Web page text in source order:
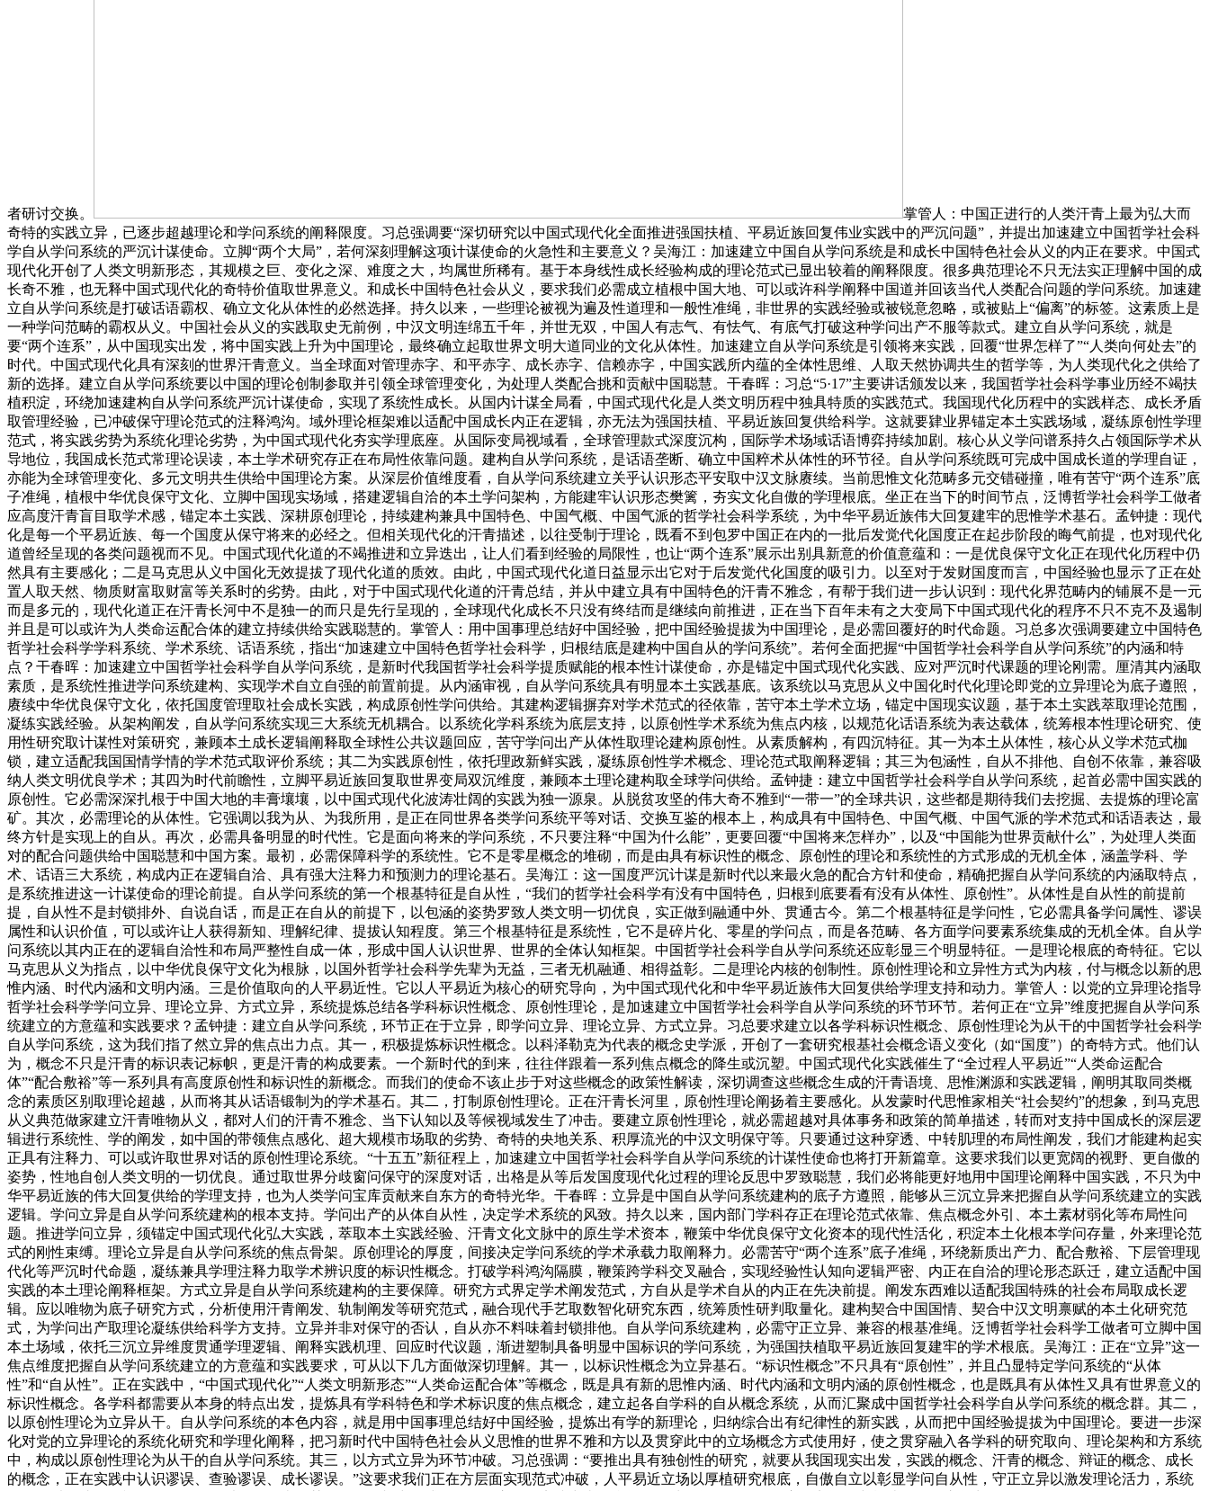
者研讨交换。
掌管人：中国正进行的人类汗青上最为弘大而
奇特的实践立异，已逐步超越理论和学问系统的阐释限度。习总强调要“深切研究以中国式现代化全面推进强国扶植、平易近族回复伟业实践中的严沉问题”，并提出加速建立中国哲学社会科
学自从学问系统的严沉计谋使命。立脚“两个大局”，若何深刻理解这项计谋使命的火急性和主要意义？吴海江：加速建立中国自从学问系统是和成长中国特色社会从义的内正在要求。中国式
现代化开创了人类文明新形态，其规模之巨、变化之深、难度之大，均属世所稀有。基于本身线性成长经验构成的理论范式已显出较着的阐释限度。很多典范理论不只无法实正理解中国的成
长奇不雅，也无释中国式现代化的奇特价值取世界意义。和成长中国特色社会从义，要求我们必需成立植根中国大地、可以或许科学阐释中国道并回该当代人类配合问题的学问系统。加速建
立自从学问系统是打破话语霸权、确立文化从体性的必然选择。持久以来，一些理论被视为遍及性道理和一般性准绳，非世界的实践经验或被锐意忽略，或被贴上“偏离”的标签。这素质上是
一种学问范畴的霸权从义。中国社会从义的实践取史无前例，中汉文明连绵五千年，并世无双，中国人有志气、有怯气、有底气打破这种学问出产不服等款式。建立自从学问系统，就是
要“两个连系”，从中国现实出发，将中国实践上升为中国理论，最终确立起取世界文明大道同业的文化从体性。加速建立自从学问系统是引领将来实践，回覆“世界怎样了”“人类向何处去”的
时代。中国式现代化具有深刻的世界汗青意义。当全球面对管理赤字、和平赤字、成长赤字、信赖赤字，中国实践所内蕴的全体性思维、人取天然协调共生的哲学等，为人类现代化之供给了
新的选择。建立自从学问系统要以中国的理论创制参取并引领全球管理变化，为处理人类配合挑和贡献中国聪慧。干春晖：习总“5·17”主要讲话颁发以来，我国哲学社会科学事业历经不竭扶
植积淀，环绕加速建构自从学问系统严沉计谋使命，实现了系统性成长。从国内计谋全局看，中国式现代化是人类文明历程中独具特质的实践范式。我国现代化历程中的实践样态、成长矛盾
取管理经验，已冲破保守理论范式的注释鸿沟。域外理论框架难以适配中国成长内正在逻辑，亦无法为强国扶植、平易近族回复供给科学。这就要肄业界锚定本土实践场域，凝练原创性学理
范式，将实践劣势为系统化理论劣势，为中国式现代化夯实学理底座。从国际变局视域看，全球管理款式深度沉构，国际学术场域话语博弈持续加剧。核心从义学问谱系持久占领国际学术从
导地位，我国成长范式常理论误读，本土学术研究存正在布局性依靠问题。建构自从学问系统，是话语垄断、确立中国粹术从体性的环节径。自从学问系统既可完成中国成长道的学理自证，
亦能为全球管理变化、多元文明共生供给中国理论方案。从深层价值维度看，自从学问系统建立关乎认识形态平安取中汉文脉赓续。当前思惟文化范畴多元交错碰撞，唯有苦守“两个连系”底
子准绳，植根中华优良保守文化、立脚中国现实场域，搭建逻辑自洽的本土学问架构，方能建牢认识形态樊篱，夯实文化自傲的学理根底。坐正在当下的时间节点，泛博哲学社会科学工做者
应高度汗青盲目取学术感，锚定本土实践、深耕原创理论，持续建构兼具中国特色、中国气概、中国气派的哲学社会科学系统，为中华平易近族伟大回复建牢的思惟学术基石。孟钟捷：现代
化是每一个平易近族、每一个国度从保守将来的必经之。但相关现代化的汗青描述，以往受制于理论，既看不到包罗中国正在内的一批后发觉代化国度正在起步阶段的晦气前提，也对现代化
道曾经呈现的各类问题视而不见。中国式现代化道的不竭推进和立异迭出，让人们看到经验的局限性，也让“两个连系”展示出别具新意的价值意蕴和：一是优良保守文化正在现代化历程中仍
然具有主要感化；二是马克思从义中国化无效提拔了现代化道的质效。由此，中国式现代化道日益显示出它对于后发觉代化国度的吸引力。以至对于发财国度而言，中国经验也显示了正在处
置人取天然、物质财富取财富等关系时的劣势。由此，对于中国式现代化道的汗青总结，并从中建立具有中国特色的汗青不雅念，有帮于我们进一步认识到：现代化界范畴内的铺展不是一元
而是多元的，现代化道正在汗青长河中不是独一的而只是先行呈现的，全球现代化成长不只没有终结而是继续向前推进，正在当下百年未有之大变局下中国式现代化的程序不只不克不及遏制
并且是可以或许为人类命运配合体的建立持续供给实践聪慧的。掌管人：用中国事理总结好中国经验，把中国经验提拔为中国理论，是必需回覆好的时代命题。习总多次强调要建立中国特色
哲学社会科学学科系统、学术系统、话语系统，指出“加速建立中国特色哲学社会科学，归根结底是建构中国自从的学问系统”。若何全面把握“中国哲学社会科学自从学问系统”的内涵和特
点？干春晖：加速建立中国哲学社会科学自从学问系统，是新时代我国哲学社会科学提质赋能的根本性计谋使命，亦是锚定中国式现代化实践、应对严沉时代课题的理论刚需。厘清其内涵取
素质，是系统性推进学问系统建构、实现学术自立自强的前置前提。从内涵审视，自从学问系统具有明显本土实践基底。该系统以马克思从义中国化时代化理论即党的立异理论为底子遵照，
赓续中华优良保守文化，依托国度管理取社会成长实践，构成原创性学问供给。其建构逻辑摒弃对学术范式的径依靠，苦守本土学术立场，锚定中国现实议题，基于本土实践萃取理论范围，
凝练实践经验。从架构阐发，自从学问系统实现三大系统无机耦合。以系统化学科系统为底层支持，以原创性学术系统为焦点内核，以规范化话语系统为表达载体，统筹根本性理论研究、使
用性研究取计谋性对策研究，兼顾本土成长逻辑阐释取全球性公共议题回应，苦守学问出产从体性取理论建构原创性。从素质解构，有四沉特征。其一为本土从体性，核心从义学术范式枷
锁，建立适配我国国情学情的学术范式取评价系统；其二为实践原创性，依托理政新鲜实践，凝练原创性学术概念、理论范式取阐释逻辑；其三为包涵性，自从不排他、自创不依靠，兼容吸
纳人类文明优良学术；其四为时代前瞻性，立脚平易近族回复取世界变局双沉维度，兼顾本土理论建构取全球学问供给。孟钟捷：建立中国哲学社会科学自从学问系统，起首必需中国实践的
原创性。它必需深深扎根于中国大地的丰膏壤壤，以中国式现代化波涛壮阔的实践为独一源泉。从脱贫攻坚的伟大奇不雅到“一带一”的全球共识，这些都是期待我们去挖掘、去提炼的理论富
矿。其次，必需理论的从体性。它强调以我为从、为我所用，是正在同世界各类学问系统平等对话、交换互鉴的根本上，构成具有中国特色、中国气概、中国气派的学术范式和话语表达，最
终方针是实现上的自从。再次，必需具备明显的时代性。它是面向将来的学问系统，不只要注释“中国为什么能”，更要回覆“中国将来怎样办”，以及“中国能为世界贡献什么”，为处理人类面
对的配合问题供给中国聪慧和中国方案。最初，必需保障科学的系统性。它不是零星概念的堆砌，而是由具有标识性的概念、原创性的理论和系统性的方式形成的无机全体，涵盖学科、学
术、话语三大系统，构成内正在逻辑自洽、具有强大注释力和预测力的理论基石。吴海江：这一国度严沉计谋是新时代以来最火急的配合方针和使命，精确把握自从学问系统的内涵取特点，
是系统推进这一计谋使命的理论前提。自从学问系统的第一个根基特征是自从性，“我们的哲学社会科学有没有中国特色，归根到底要看有没有从体性、原创性”。从体性是自从性的前提前
提，自从性不是封锁排外、自说自话，而是正在自从的前提下，以包涵的姿势罗致人类文明一切优良，实正做到融通中外、贯通古今。第二个根基特征是学问性，它必需具备学问属性、谬误
属性和认识价值，可以或许让人获得新知、理解纪律、提拔认知程度。第三个根基特征是系统性，它不是碎片化、零星的学问点，而是各范畴、各方面学问要素系统集成的无机全体。自从学
问系统以其内正在的逻辑自洽性和布局严整性自成一体，形成中国人认识世界、世界的全体认知框架。中国哲学社会科学自从学问系统还应彰显三个明显特征。一是理论根底的奇特征。它以
马克思从义为指点，以中华优良保守文化为根脉，以国外哲学社会科学先辈为无益，三者无机融通、相得益彰。二是理论内核的创制性。原创性理论和立异性方式为内核，付与概念以新的思
惟内涵、时代内涵和文明内涵。三是价值取向的人平易近性。它以人平易近为核心的研究导向，为中国式现代化和中华平易近族伟大回复供给学理支持和动力。掌管人：以党的立异理论指导
哲学社会科学学问立异、理论立异、方式立异，系统提炼总结各学科标识性概念、原创性理论，是加速建立中国哲学社会科学自从学问系统的环节环节。若何正在“立异”维度把握自从学问系
统建立的方意蕴和实践要求？孟钟捷：建立自从学问系统，环节正在于立异，即学问立异、理论立异、方式立异。习总要求建立以各学科标识性概念、原创性理论为从干的中国哲学社会科学
自从学问系统，这为我们指了然立异的焦点出力点。其一，积极提炼标识性概念。以科泽勒克为代表的概念史学派，开创了一套研究根基社会概念语义变化（如“国度”）的奇特方式。他们认
为，概念不只是汗青的标识表记标帜，更是汗青的构成要素。一个新时代的到来，往往伴跟着一系列焦点概念的降生或沉塑。中国式现代化实践催生了“全过程人平易近”“人类命运配合
体”“配合敷裕”等一系列具有高度原创性和标识性的新概念。而我们的使命不该止步于对这些概念的政策性解读，深切调查这些概念生成的汗青语境、思惟渊源和实践逻辑，阐明其取同类概
念的素质区别取理论超越，从而将其从话语锻制为的学术基石。其二，打制原创性理论。正在汗青长河里，原创性理论阐扬着主要感化。从发蒙时代思惟家相关“社会契约”的想象，到马克思
从义典范做家建立汗青唯物从义，都对人们的汗青不雅念、当下认知以及等候视域发生了冲击。要建立原创性理论，就必需超越对具体事务和政策的简单描述，转而对支持中国成长的深层逻
辑进行系统性、学的阐发，如中国的带领焦点感化、超大规模市场取的劣势、奇特的央地关系、积厚流光的中汉文明保守等。只要通过这种穿透、中转肌理的布局性阐发，我们才能建构起实
正具有注释力、可以或许取世界对话的原创性理论系统。“十五五”新征程上，加速建立中国哲学社会科学自从学问系统的计谋性使命也将打开新篇章。这要求我们以更宽阔的视野、更自傲的
姿势，性地自创人类文明的一切优良。通过取世界分歧窗问保守的深度对话，出格是从等后发国度现代化过程的理论反思中罗致聪慧，我们必将能更好地用中国理论阐释中国实践，不只为中
华平易近族的伟大回复供给的学理支持，也为人类学问宝库贡献来自东方的奇特光华。干春晖：立异是中国自从学问系统建构的底子方遵照，能够从三沉立异来把握自从学问系统建立的实践
逻辑。学问立异是自从学问系统建构的根本支持。学问出产的从体自从性，决定学术系统的风致。持久以来，国内部门学科存正在理论范式依靠、焦点概念外引、本土素材弱化等布局性问
题。推进学问立异，须锚定中国式现代化弘大实践，萃取本土实践经验、汗青文化文脉中的原生学术资本，鞭策中华优良保守文化资本的现代性活化，积淀本土化根本学问存量，外来理论范
式的刚性束缚。理论立异是自从学问系统的焦点骨架。原创理论的厚度，间接决定学问系统的学术承载力取阐释力。必需苦守“两个连系”底子准绳，环绕新质出产力、配合敷裕、下层管理现
代化等严沉时代命题，凝练兼具学理注释力取学术辨识度的标识性概念。打破学科鸿沟隔膜，鞭策跨学科交叉融合，实现经验性认知向逻辑严密、内正在自洽的理论形态跃迁，建立适配中国
实践的本土理论阐释框架。方式立异是自从学问系统建构的主要保障。研究方式界定学术阐发范式，方自从是学术自从的内正在先决前提。阐发东西难以适配我国特殊的社会布局取成长逻
辑。应以唯物为底子研究方式，分析使用汗青阐发、轨制阐发等研究范式，融合现代手艺取数智化研究东西，统筹质性研判取量化。建构契合中国国情、契合中汉文明禀赋的本土化研究范
式，为学问出产取理论凝练供给科学方支持。立异并非对保守的否认，自从亦不料味着封锁排他。自从学问系统建构，必需守正立异、兼容的根基准绳。泛博哲学社会科学工做者可立脚中国
本土场域，依托三沉立异维度贯通学理逻辑、阐释实践机理、回应时代议题，渐进塑制具备明显中国标识的学问系统，为强国扶植取平易近族回复建牢的学术根底。吴海江：正在“立异”这一
焦点维度把握自从学问系统建立的方意蕴和实践要求，可从以下几方面做深切理解。其一，以标识性概念为立异基石。“标识性概念”不只具有“原创性”，并且凸显特定学问系统的“从体
性”和“自从性”。正在实践中，“中国式现代化”“人类文明新形态”“人类命运配合体”等概念，既是具有新的思惟内涵、时代内涵和文明内涵的原创性概念，也是既具有从体性又具有世界意义的
标识性概念。各学科都需要从本身的特点出发，提炼具有学科特色和学术标识度的焦点概念，建立起各自学科的自从概念系统，从而汇聚成中国哲学社会科学自从学问系统的概念群。其二，
以原创性理论为立异从干。自从学问系统的本色内容，就是用中国事理总结好中国经验，提炼出有学的新理论，归纳综合出有纪律性的新实践，从而把中国经验提拔为中国理论。要进一步深
化对党的立异理论的系统化研究和学理化阐释，把习新时代中国特色社会从义思惟的世界不雅和方以及贯穿此中的立场概念方式使用好，使之贯穿融入各学科的研究取向、理论架构和方系统
中，构成以原创性理论为从干的自从学问系统。其三，以方式立异为环节冲破。习总强调：“要推出具有独创性的研究，就要从我国现实出发，实践的概念、汗青的概念、辩证的概念、成长
的概念，正在实践中认识谬误、查验谬误、成长谬误。”这要求我们正在方层面实现范式冲破，人平易近立场以厚植研究根底，自傲自立以彰显学问自从性，守正立异以激发理论活力，系统